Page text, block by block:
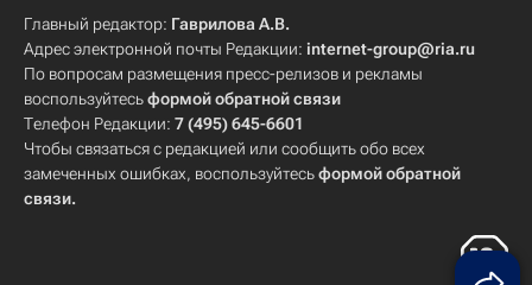
Главный редактор: Гаврилова А.В.
Адрес электронной почты Редакции: internet-group@ria.ru
По вопросам размещения пресс-релизов и рекламы
воспользуйтесьформой обратной связи
Телефон Редакции: 7 (495) 645-6601
Чтобы связаться с редакцией или сообщить обо всех
замеченных ошибках, воспользуйтесьформой обратной
связи.